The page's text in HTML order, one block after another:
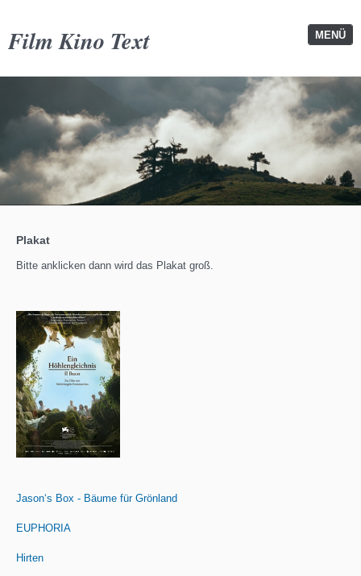
MENÜ
Film Kino Text
Plakat
Bitte anklicken dann wird das Plakat groß.
Jason‘s Box - Bäume für Grönland
EUPHORIA
Hirten